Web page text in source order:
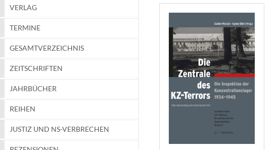
VERLAG
TERMINE
GESAMTVERZEICHNIS
ZEITSCHRIFTEN
JAHRBÜCHER
REIHEN
JUSTIZ UND NS-VERBRECHEN